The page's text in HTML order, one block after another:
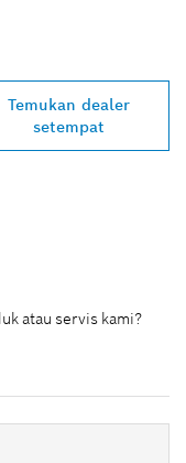
Temukan dealer
setempat
atau servis kami?